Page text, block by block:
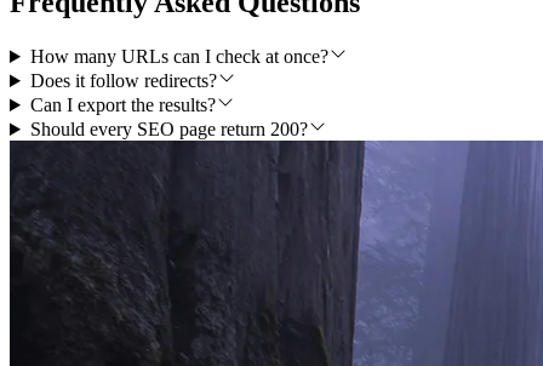
How many URLs can I check at once?
Does it follow redirects?
Can I export the results?
Should every SEO page return 200?